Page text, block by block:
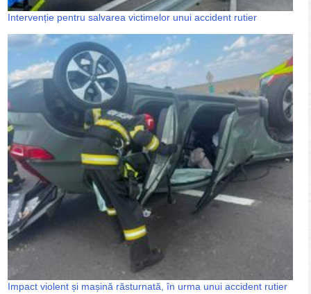
Intervenție pentru salvarea victimelor unui accident rutier
Impact violent și mașină răsturnată, în urma unui accident rutier